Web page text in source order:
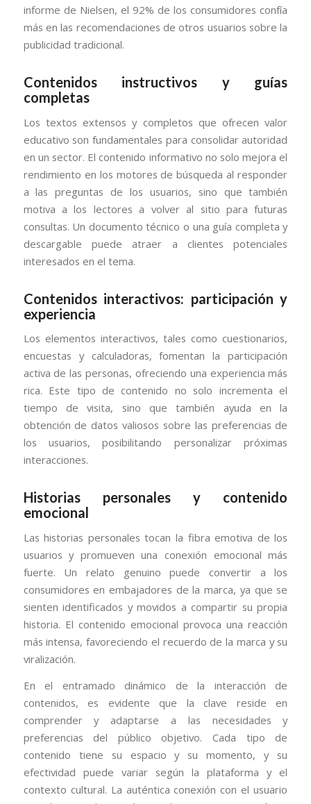
informe de Nielsen, el 92% de los consumidores confía
más en las recomendaciones de otros usuarios sobre la
publicidad tradicional.
Contenidos instructivos y guías
completas
Los textos extensos y completos que ofrecen valor
educativo son fundamentales para consolidar autoridad
en un sector. El contenido informativo no solo mejora el
rendimiento en los motores de búsqueda al responder
a las preguntas de los usuarios, sino que también
motiva a los lectores a volver al sitio para futuras
consultas. Un documento técnico o una guía completa y
descargable puede atraer a clientes potenciales
interesados en el tema.
Contenidos interactivos: participación y
experiencia
Los elementos interactivos, tales como cuestionarios,
encuestas y calculadoras, fomentan la participación
activa de las personas, ofreciendo una experiencia más
rica. Este tipo de contenido no solo incrementa el
tiempo de visita, sino que también ayuda en la
obtención de datos valiosos sobre las preferencias de
los usuarios, posibilitando personalizar próximas
interacciones.
Historias personales y contenido
emocional
Las historias personales tocan la fibra emotiva de los
usuarios y promueven una conexión emocional más
fuerte. Un relato genuino puede convertir a los
consumidores en embajadores de la marca, ya que se
sienten identificados y movidos a compartir su propia
historia. El contenido emocional provoca una reacción
más intensa, favoreciendo el recuerdo de la marca y su
viralización.
En el entramado dinámico de la interacción de
contenidos, es evidente que la clave reside en
comprender y adaptarse a las necesidades y
preferencias del público objetivo. Cada tipo de
contenido tiene su espacio y su momento, y su
efectividad puede variar según la plataforma y el
contexto cultural. La auténtica conexión con el usuario